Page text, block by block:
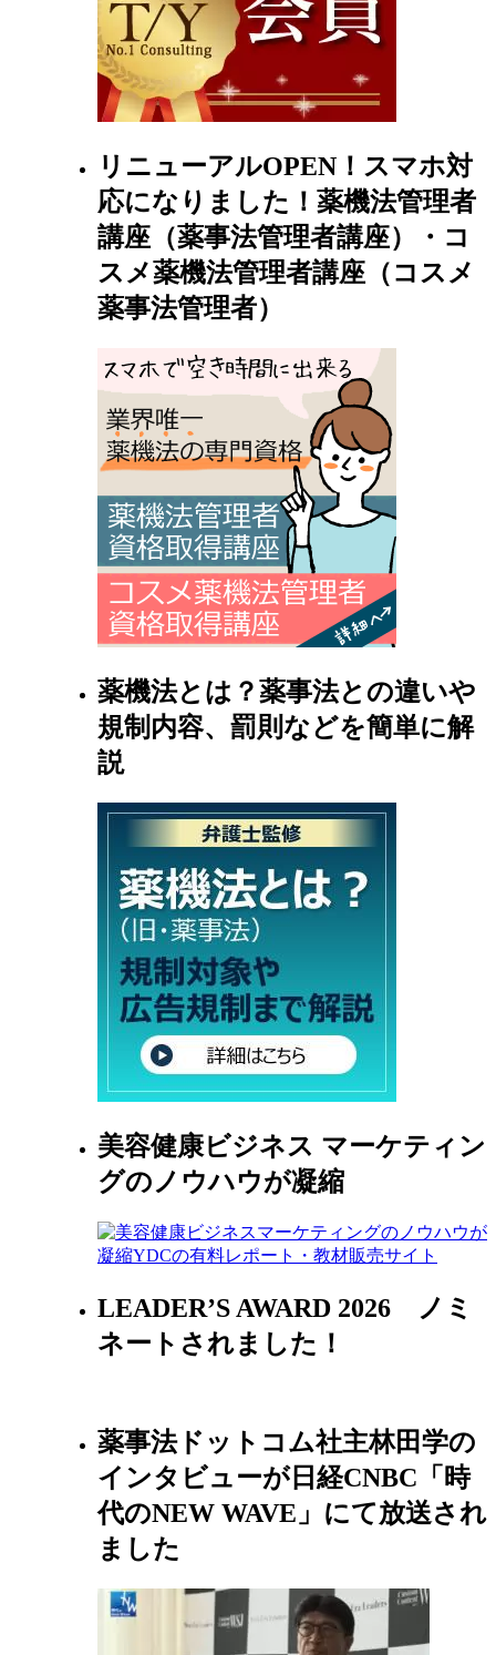
リニューアルOPEN！スマホ対
応になりました！薬機法管理者
講座（薬事法管理者講座）・コ
スメ薬機法管理者講座（コスメ
薬事法管理者）
薬機法とは？薬事法との違いや
規制内容、罰則などを簡単に解
説
美容健康ビジネス マーケティン
グのノウハウが凝縮
LEADER’S AWARD 2026 ノミ
ネートされました！
薬事法ドットコム社主林田学の
インタビューが日経CNBC「時
代のNEW WAVE」にて放送され
ました